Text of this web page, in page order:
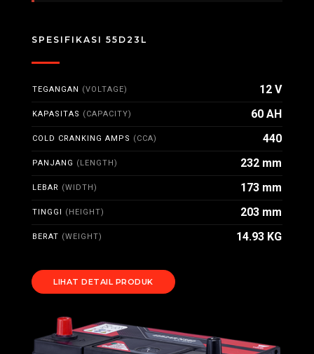
SPESIFIKASI 55D23L
TEGANGAN (VOLTAGE) 12 V
KAPASITAS (CAPACITY) 60 AH
COLD CRANKING AMPS (CCA) 440
PANJANG (LENGTH) 232 mm
LEBAR (WIDTH) 173 mm
TINGGI (HEIGHT) 203 mm
BERAT (WEIGHT) 14.93 KG
LIHAT DETAIL PRODUK